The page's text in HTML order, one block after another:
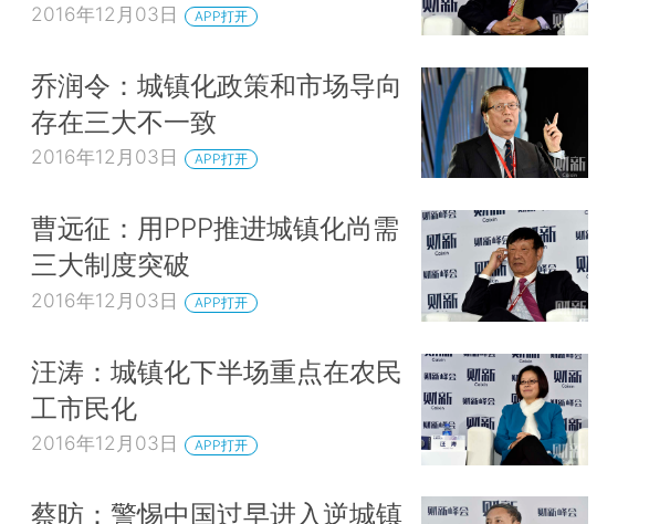
2016年12月03日 APP打开
乔润令：城镇化政策和市场导向
存在三大不一致
2016年12月03日 APP打开
曹远征：用PPP推进城镇化尚需
三大制度突破
2016年12月03日 APP打开
汪涛：城镇化下半场重点在农民
工市民化
2016年12月03日 APP打开
蔡昉：警惕中国过早进入逆城镇